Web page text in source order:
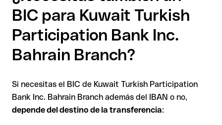
BIC para Kuwait Turkish
Participation Bank Inc.
Bahrain Branch?
Si necesitas el BIC de Kuwait Turkish Participation
Bank Inc. Bahrain Branch además del IBAN o no,
depende del destino de la transferencia: